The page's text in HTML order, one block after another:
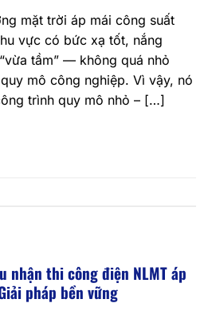
mặt trời áp mái công suất
vực có bức xạ tốt, nắng
tầm” — không quá nhỏ
mô công nghiệp. Vì vậy, nó
trình quy mô nhỏ – […]
nhận thi công điện NLMT áp
pháp bền vững